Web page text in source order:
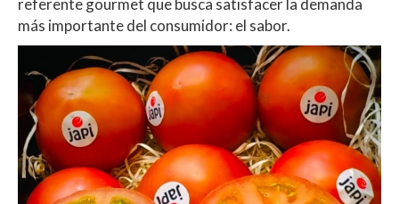
referente gourmet que busca satisfacer la demanda
más importante del consumidor: el sabor.